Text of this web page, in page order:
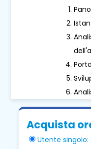
Acquista
Utente singolo: